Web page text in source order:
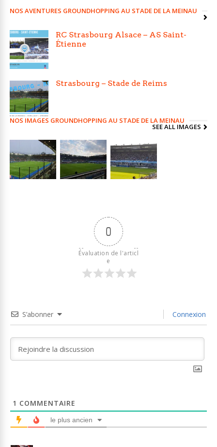
NOS AVENTURES GROUNDHOPPING AU STADE DE LA MEINAU
RC Strasbourg Alsace – AS Saint-
Étienne
Strasbourg – Stade de Reims
NOS IMAGES GROUNDHOPPING AU STADE DE LA MEINAU
SEE ALL IMAGES
0
Évaluation de l'articl
e
S’abonner Connexion
1 COMMENTAIRE
le plus ancien